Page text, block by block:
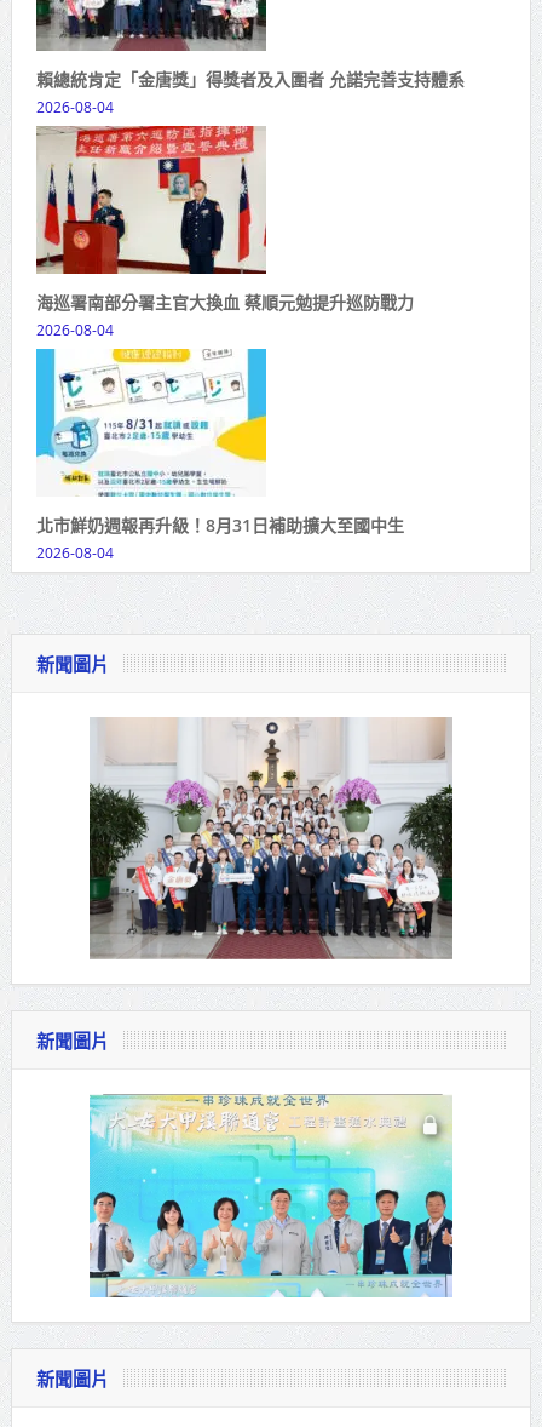
賴總統肯定「金唐獎」得獎者及入圍者 允諾完善支持體系
2026-08-04
海巡署南部分署主官大換血 蔡順元勉提升巡防戰力
2026-08-04
北市鮮奶週報再升級！8月31日補助擴大至國中生
2026-08-04
新聞圖片
新聞圖片
新聞圖片